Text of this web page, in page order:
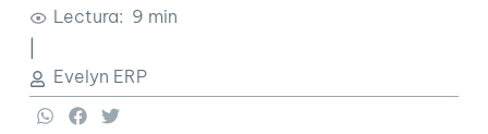
Lectura: 9 min
Evelyn ERP